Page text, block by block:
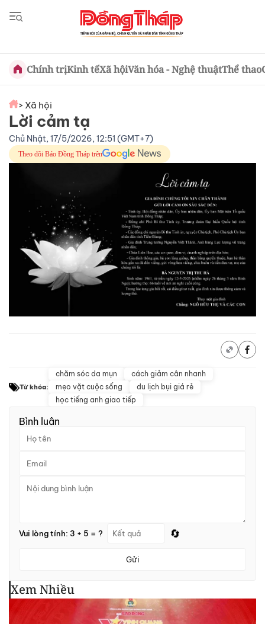
Chính trịKinh tếXã hộiVăn hóa - Nghệ thuậtThể thao
> Xã hội
Lời cảm tạ
Chủ Nhật, 17/5/2026, 12:51 (GMT+7)
Theo dõi Báo Đồng Tháp trên
Từ khóa:
chăm sóc da mụn
cách giảm cân nhanh
mẹo vặt cuộc sống
du lịch bụi giá rẻ
học tiếng anh giao tiếp
Bình luận
Vui lòng tính: 3 + 5 = ? 🔄
Gửi
Xem Nhiều